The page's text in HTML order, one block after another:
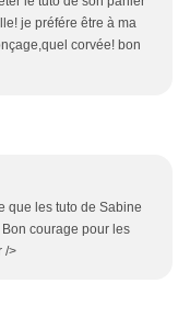
je préfére être à ma
corvée! bon
que les tuto de Sabine
courage pour les
/>